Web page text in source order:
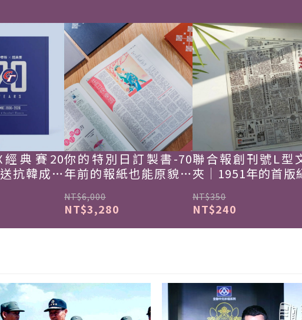
經典賽20
抗韓成功
你的特別日訂製書-70
年前的報紙也能原貌重
NT$6,000
NT$3,280
聯合報創刊號L型
夾｜1951年的首版
NT$350
NT$240